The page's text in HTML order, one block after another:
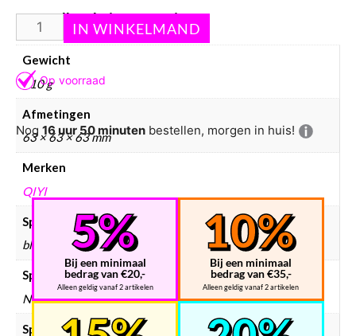
Aanvullende informatie
Gewicht
110 g
Afmetingen
63 × 63 × 63 mm
Merken
QIYI
Speedcube kleur
blauw
Speedcube magneten
Normaal
Speedcube merken
Nog 16 uur 50 minuten bestellen, morgen in huis!
Bij een minimaal
bedrag van €20,-
Alleen geldig vanaf 2 artikelen
Bij een minimaal
bedrag van €35,-
Alleen geldig vanaf 2 artikelen